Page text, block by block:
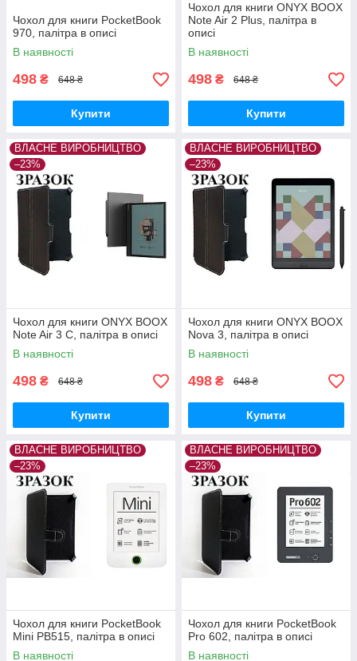
Чохол для книги PocketBook
970, палітра в описі
В наявності
498 ₴ 648 ₴
Купити
Чохол для книги ONYX BOOX
Note Air 2 Plus, палітра в
описі
В наявності
498 ₴ 648 ₴
Купити
ВЛАСНЕ ВИРОБНИЦТВО
–23%
Чохол для книги ONYX BOOX
Note Air 3 C, палітра в описі
В наявності
498 ₴ 648 ₴
Купити
ВЛАСНЕ ВИРОБНИЦТВО
–23%
Чохол для книги ONYX BOOX
Nova 3, палітра в описі
В наявності
498 ₴ 648 ₴
Купити
ВЛАСНЕ ВИРОБНИЦТВО
–23%
Чохол для книги PocketBook
Mini PB515, палітра в описі
В наявності
ВЛАСНЕ ВИРОБНИЦТВО
–23%
Чохол для книги PocketBook
Pro 602, палітра в описі
В наявності